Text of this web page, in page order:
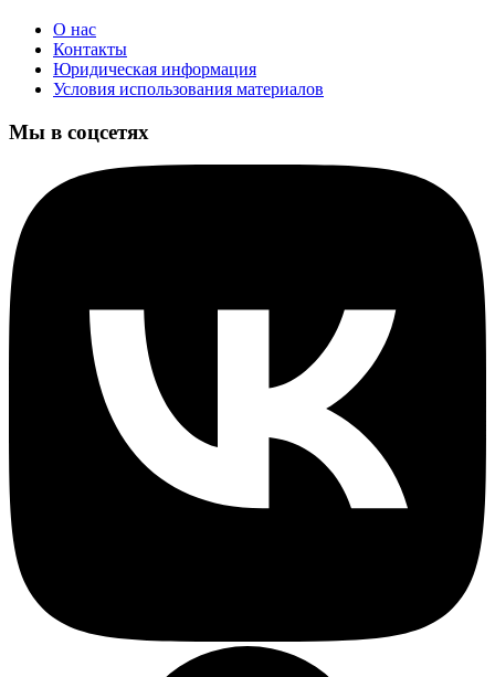
О нас
Контакты
Юридическая информация
Условия использования материалов
Мы в соцсетях